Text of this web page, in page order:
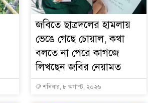
জবিতে ছাত্রদলের হামলায়
ভেঙে গেছে চোয়াল, কথা
বলতে না পেরে কাগজে
লিখছেন জবির নেয়ামত
শনিবার, ৮ অগাস্ট, ২০২৬